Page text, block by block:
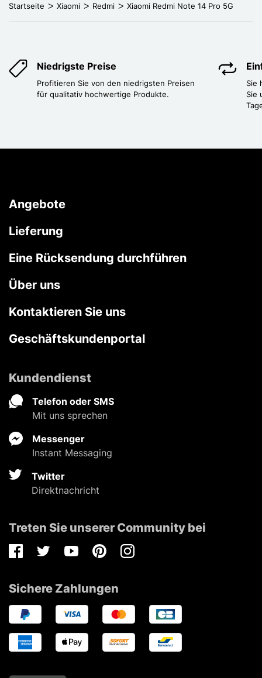
Startseite Xiaomi Redmi Xiaomi Redmi Note 14 Pro 5G
Niedrigste Preise
Profitieren Sie von den niedrigsten Preisen
für qualitativ hochwertige Produkte.
Sie
Sie
Angebote
Lieferung
Eine Rücksendung durchführen
Über uns
Kontaktieren Sie uns
Geschäftskundenportal
Kundendienst
Telefon oder SMS
Mit uns sprechen
Messenger
Instant Messaging
Twitter
Direktnachricht
Treten Sie unserer Community bei
FacebookTwitterYoutubePinterestInstagram
Sichere Zahlungen